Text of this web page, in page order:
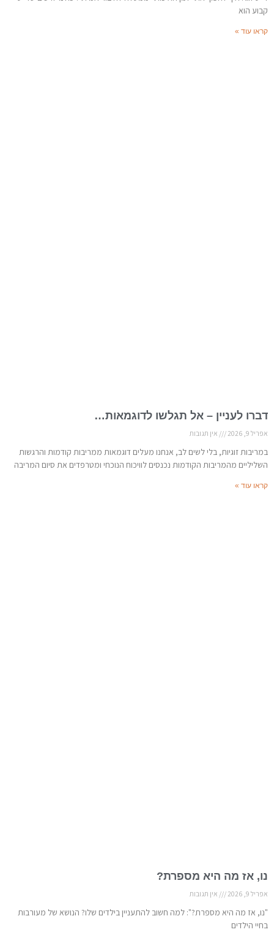
קבוע הוא
קראו עוד »
דברו לעניין – אל תגלשו לדוגמאות…
אפריל 9, 2026 אין תגובות
במריבות זוגיות, בלי לשים לב, אנחנו מעלים דוגמאות ממריבות קודמות והרגשות
השליליים מהמריבות הקודמות נכנסים לוויכוח הנוכחי ומטרפדים את סיום המריבה
קראו עוד »
נו, אז מה היא מספרת?
אפריל 9, 2026 אין תגובות
"נו, אז מה היא מספרת?": למה חשוב להתעניין בילדים שלו? הנושא של מעורבות
בחיי הילדים